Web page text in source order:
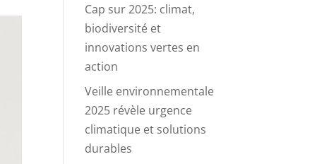
Cap sur 2025: climat,
biodiversité et
innovations vertes en
action
Veille environnementale
2025 révèle urgence
climatique et solutions
durables